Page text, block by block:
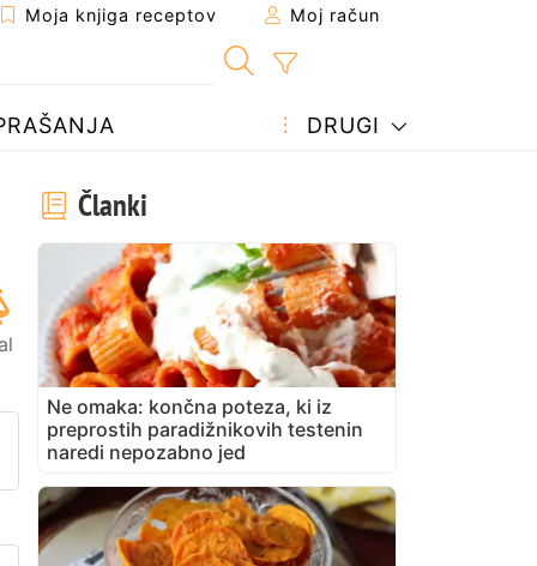
Moja knjiga receptov Moj račun
DRUGI
vprašanje avtorju
svojo fotografijo tega
Članki
Ne omaka: končna poteza, ki iz
preprostih paradižnikovih testenin
naredi nepozabno jed